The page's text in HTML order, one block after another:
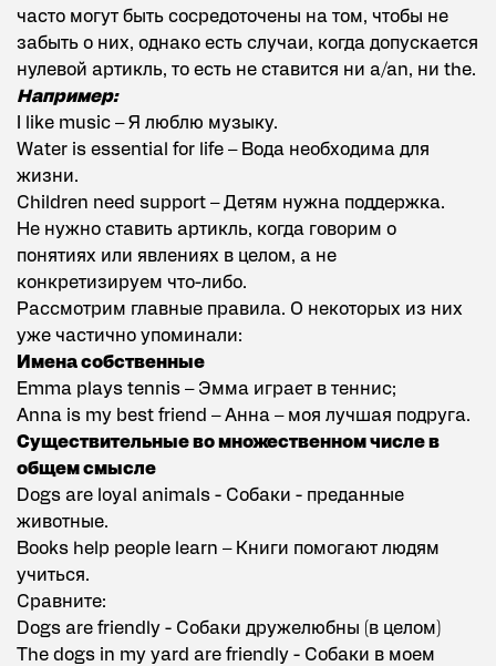
часто могут быть сосредоточены на том, чтобы не
забыть о них, однако есть случаи, когда допускается
нулевой артикль, то есть не ставится ни a/an, ни the.
Например:
I like music – Я люблю музыку.
Water is essential for life – Вода необходима для
жизни.
Children need support – Детям нужна поддержка.
Не нужно ставить артикль, когда говорим о
понятиях или явлениях в целом, а не
конкретизируем что-либо.
Рассмотрим главные правила. О некоторых из них
уже частично упоминали:
Имена собственные
Emma plays tennis – Эмма играет в теннис;
Anna is my best friend – Анна – моя лучшая подруга.
Существительные во множественном числе в
общем смысле
Dogs are loyal animals - Собаки - преданные
животные.
Books help people learn – Книги помогают людям
учиться.
Сравните:
Dogs are friendly - Собаки дружелюбны (в целом)
The dogs in my yard are friendly - Собаки в моем